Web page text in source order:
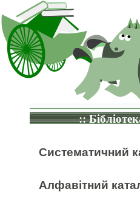
::
Систематичний
Алфавітний